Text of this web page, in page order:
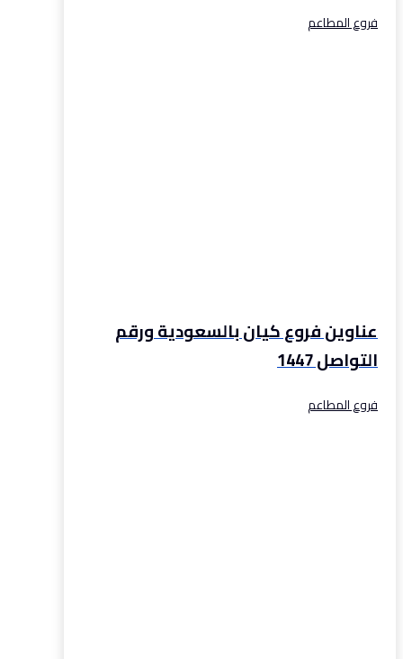
فروع المطاعم
عناوين فروع كيان بالسعودية ورقم
التواصل 1447
فروع المطاعم